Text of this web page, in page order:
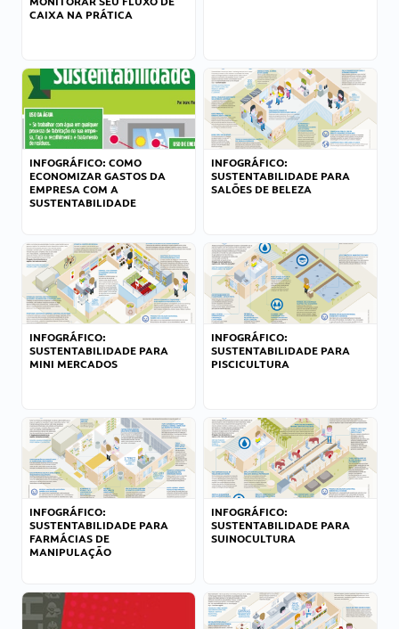
CAIXA NA PRÁTICA
INFOGRÁFICO: COMO
ECONOMIZAR GASTOS DA
EMPRESA COM A
SUSTENTABILIDADE
INFOGRÁFICO:
SUSTENTABILIDADE PARA
SALÕES DE BELEZA
INFOGRÁFICO:
SUSTENTABILIDADE PARA
MINI MERCADOS
INFOGRÁFICO:
SUSTENTABILIDADE PARA
PISCICULTURA
INFOGRÁFICO:
SUSTENTABILIDADE PARA
FARMÁCIAS DE
MANIPULAÇÃO
INFOGRÁFICO:
SUSTENTABILIDADE PARA
SUINOCULTURA